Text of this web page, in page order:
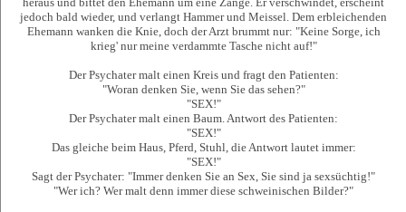
jedoch bald wieder, und verlangt Hammer und Meissel. Dem erbleichenden
Ehemann wanken die Knie, doch der Arzt brummt nur: "Keine Sorge, ich
krieg' nur meine verdammte Tasche nicht auf!"
Der Psychater malt einen Kreis und fragt den Patienten:
"Woran denken Sie, wenn Sie das sehen?"
"SEX!"
Der Psychater malt einen Baum. Antwort des Patienten:
"SEX!"
Das gleiche beim Haus, Pferd, Stuhl, die Antwort lautet immer:
"SEX!"
Sagt der Psychater: "Immer denken Sie an Sex, Sie sind ja sexsüchtig!"
"Wer ich? Wer malt denn immer diese schweinischen Bilder?"